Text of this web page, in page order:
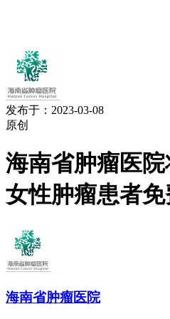
发布于：2023-03-08
原创
海南省肿瘤医院
女性肿瘤患者
海南省肿瘤医院